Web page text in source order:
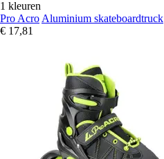
1 kleuren
Pro Acro Aluminium skateboardtruck
€ 17,81